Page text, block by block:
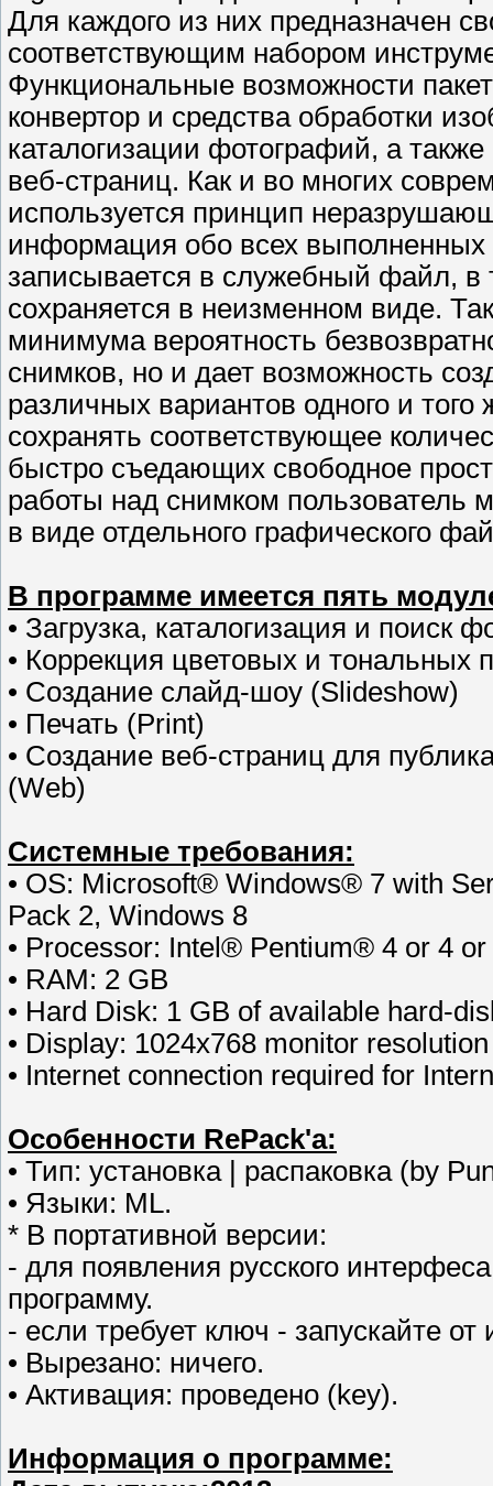
Для каждого из них предназначен
соответствующим набором
Функциональные возможности
конвертор и средства обработки
каталогизации фотографий, а
веб-страниц. Как и во многих
используется принцип
информация обо всех выполненных
записывается в служебный файл, в
сохраняется в неизменном виде.
минимума вероятность
снимков, но и дает возможность
различных вариантов одного и
сохранять соответствующее
быстро съедающих свободное
работы над снимком пользователь
в виде отдельного графического
В программе имеется пять
• Загрузка, каталогизация и поиск
• Коррекция цветовых и тональных
• Создание слайд-шоу (Slideshow)
• Печать (Print)
• Создание веб-страниц для
(Web)
Системные требования:
• OS: Microsoft® Windows® 7 with
Pack 2, Windows 8
• Processor: Intel® Pentium® 4 or 4
• RAM: 2 GB
• Hard Disk: 1 GB of available hard-
• Display: 1024x768 monitor resolution
• Internet connection required for
Особенности RePack'a:
• Тип: установка | распаковка (by
• Языки: ML.
* В портативной версии:
- для появления русского
программу.
- если требует ключ - запускайте
• Вырезано: ничего.
• Активация: проведено (key).
Информация о программе: